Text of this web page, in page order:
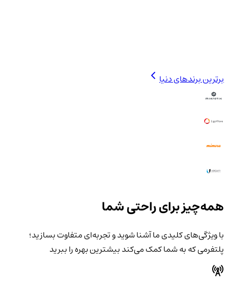
برترین برندهای دنیا
همه‌چیز برای راحتی شما
با ویژگی‌های کلیدی ما آشنا شوید و تجربه‌ای متفاوت بسازید؛
پلتفرمی که به شما کمک می‌کند بیشترین بهره را ببرید